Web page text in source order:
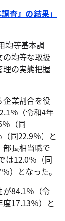
査』の結果」
均等基本調
均等な取扱
理の実態把握
業割合を役
％（令和4年
（同
同22.9％）と
長相当職で
は12.0％（同
）となった。
84.1％（令
17.13％）と